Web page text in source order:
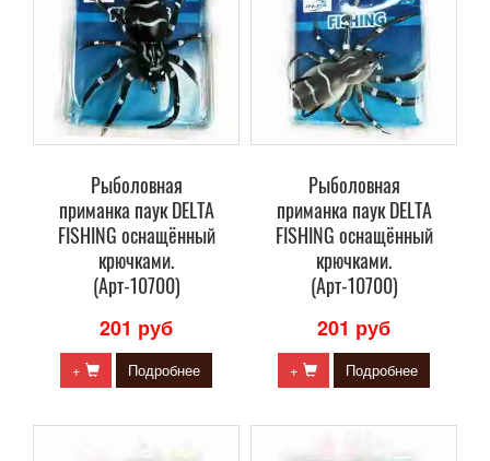
Рыболовная
приманка паук DELTA
FISHING оснащённый
крючками.
(Арт-10700)
201 руб
+ Подробнее
Рыболовная
приманка паук DELTA
FISHING оснащённый
крючками.
(Арт-10700)
201 руб
+ Подробнее